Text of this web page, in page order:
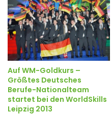
Auf WM-Goldkurs –
Größtes Deutsches
Berufe-Nationalteam
startet bei den WorldSkills
Leipzig 2013